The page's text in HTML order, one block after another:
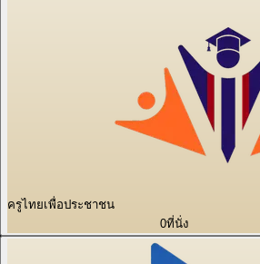
ครูไทยเพื่อประชาชน
0ที่นั่ง